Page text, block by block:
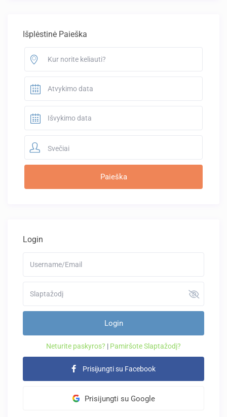
Išplėstinė Paieška
Svečiai
Login
Login
Neturite paskyros? | Pamiršote Slaptažodį?
Prisijungti su Facebook
Prisijungti su Google